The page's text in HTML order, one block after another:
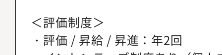
＜評価制度＞
・評価 / 昇給 / 昇進：年2回